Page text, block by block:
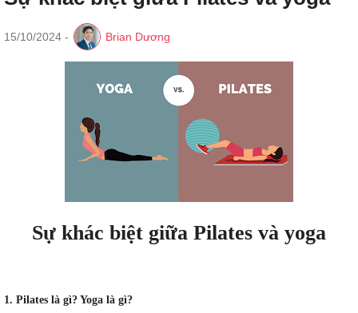
15/10/2024 - Brian Dương
Sự khác biệt giữa Pilates và yoga
1. Pilates là gì? Yoga là gì?